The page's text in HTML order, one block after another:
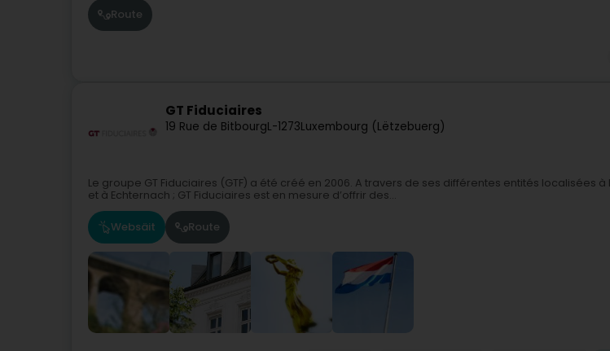
Route
GT Fiduciaires
19 Rue de BitbourgL-1273Luxembourg (Lëtzebuerg)
Le groupe GT Fiduciaires (GTF) a été créé en 2006. A travers de ses différentes entités localisées à
et à Echternach ; GT Fiduciaires est en mesure d’offrir des...
Websäit Route